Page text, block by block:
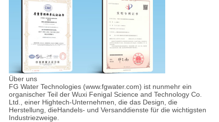
Über uns
FG Water Technologies (www.fgwater.com) ist nunmehr ein
organischer Teil der Wuxi Fenigal Science and Technology Co.
Ltd., einer Hightech-Unternehmen, die das Design, die
Herstellung, dieHandels- und Versanddienste für die wichtigsten
Industriezweige.